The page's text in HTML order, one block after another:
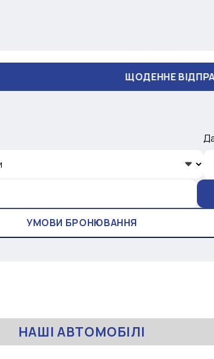
ЩОДЕННЕ ВІДПРАВЛЕННЯ
УМОВИ БРОНЮВАННЯ
НАШІ АВТОМОБІЛІ